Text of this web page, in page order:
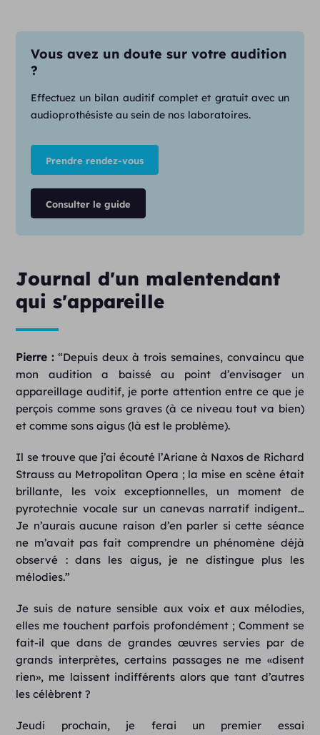
Vous avez un doute sur votre audition
?
Effectuez un bilan auditif complet et gratuit avec un
audioprothésiste au sein de nos laboratoires.
Prendre rendez-vous
Consulter le guide
Journal d'un malentendant
qui s'appareille
Pierre :“Depuis deux à trois semaines, convaincu que
mon audition a baissé au point d’envisager un
appareillage auditif, je porte attention entre ce que je
perçois comme sons graves (à ce niveau tout va bien)
et comme sons aigus (là est le problème).
Il se trouve que j’ai écouté l’Ariane à Naxos de Richard
Strauss au Metropolitan Opera ; la mise en scène était
brillante, les voix exceptionnelles, un moment de
pyrotechnie vocale sur un canevas narratif indigent…
Je n’aurais aucune raison d’en parler si cette séance
ne m’avait pas fait comprendre un phénomène déjà
observé : dans les aigus, je ne distingue plus les
mélodies.”
Je suis de nature sensible aux voix et aux mélodies,
elles me touchent parfois profondément ; Comment se
fait-il que dans de grandes œuvres servies par de
grands interprètes, certains passages ne me «disent
rien», me laissent indifférents alors que tant d’autres
les célèbrent ?
Jeudi prochain, je ferai un premier essai